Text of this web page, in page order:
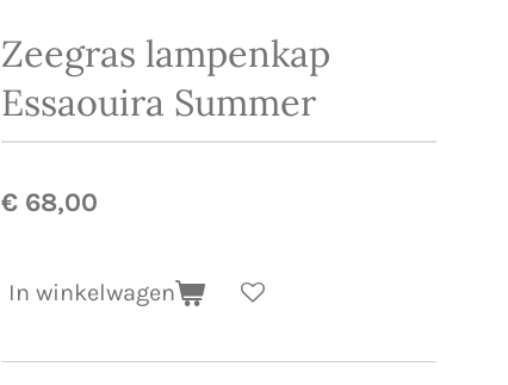
Zeegras lampenkap
Essaouira Summer
€ 68,00
In winkelwagen